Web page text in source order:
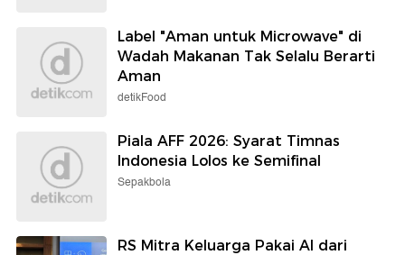
Label "Aman untuk Microwave" di
Wadah Makanan Tak Selalu Berarti
Aman
detikFood
Piala AFF 2026: Syarat Timnas
Indonesia Lolos ke Semifinal
Sepakbola
RS Mitra Keluarga Pakai AI dari